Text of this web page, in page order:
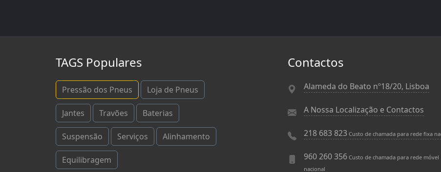
TAGS Populares
Pressão dos Pneus Loja de Pneus
Jantes Travões Baterias
Suspensão Serviços Alinhamento
Equilibragem
Contactos
Alameda do Beato nº18/20, Lisboa
A Nossa Localização e Contactos
218 683 823 Custo de chamada para rede fixa
960 260 356 Custo de chamada para rede móvel
nacional